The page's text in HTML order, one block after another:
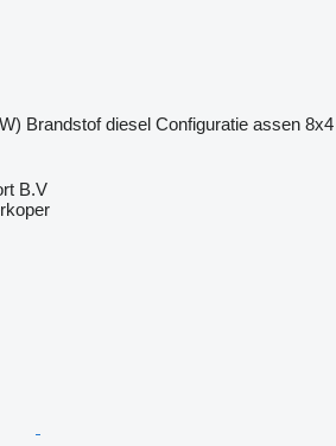
Brandstof diesel Configuratie assen 8x4
B.V